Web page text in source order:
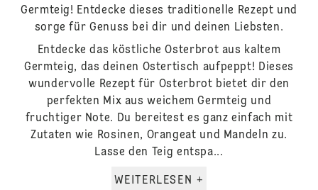
Germteig! Entdecke dieses traditionelle Rezept und
sorge für Genuss bei dir und deinen Liebsten.
Entdecke das köstliche Osterbrot aus kaltem
Germteig, das deinen Ostertisch aufpeppt! Dieses
wundervolle Rezept für Osterbrot bietet dir den
perfekten Mix aus weichem Germteig und
fruchtiger Note. Du bereitest es ganz einfach mit
Zutaten wie Rosinen, Orangeat und Mandeln zu.
Lasse den Teig entspa...
WEITERLESEN +